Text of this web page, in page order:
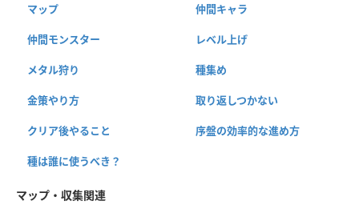
マップ 仲間キャラ
仲間モンスター レベル上げ
メタル狩り 種集め
金策やり方 取り返しつかない
クリア後やること 序盤の効率的な進め方
種は誰に使うべき？
マップ・収集関連